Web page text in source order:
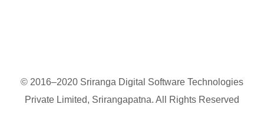
© 2016–2020 Sriranga Digital Software Technologies
Private Limited, Srirangapatna. All Rights Reserved